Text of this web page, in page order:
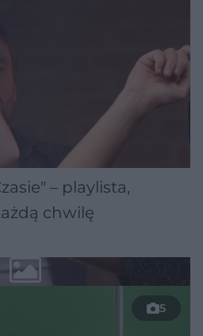
– playlista,
chwilę
5